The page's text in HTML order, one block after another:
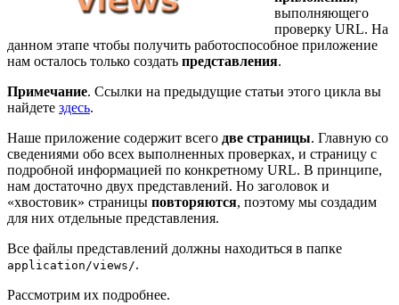
выполняющего
проверку URL. На
данном этапе чтобы получить работоспособное приложение
нам осталось только создать представления.
Примечание. Ссылки на предыдущие статьи этого цикла вы
найдете здесь.
Наше приложение содержит всего две страницы. Главную со
сведениями обо всех выполненных проверках, и страницу с
подробной информацией по конкретному URL. В принципе,
нам достаточно двух представлений. Но заголовок и
«хвостовик» страницы повторяются, поэтому мы создадим
для них отдельные представления.
Все файлы представлений должны находиться в папке
application/views/.
Рассмотрим их подробнее.